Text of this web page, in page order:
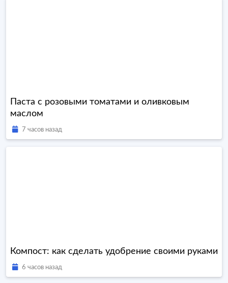
Паста с розовыми томатами и оливковым
маслом
7 часов назад
Компост: как сделать удобрение своими руками
6 часов назад